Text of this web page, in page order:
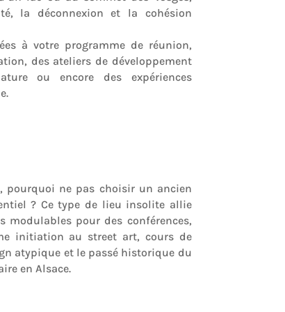
la déconnexion et la cohésion
à votre programme de réunion,
des ateliers de développement
ou encore des expériences
pourquoi ne pas choisir un ancien
? Ce type de lieu insolite allie
modulables pour des conférences,
initiation au street art, cours de
atypique et le passé historique du
en Alsace.